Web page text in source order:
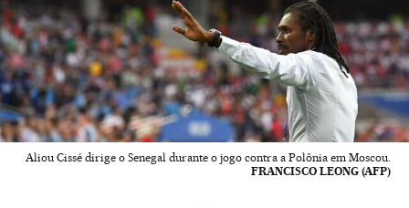
Aliou Cissé dirige o Senegal durante o jogo contra a Polônia em Moscou.
FRANCISCO LEONG (AFP)